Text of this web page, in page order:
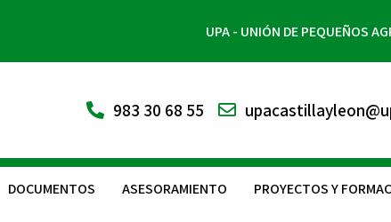
UPA - UNIÓN DE PEQUEÑOS
983 30 68 55
DOCUMENTOS ASESORAMIENTO PROYECTOS Y